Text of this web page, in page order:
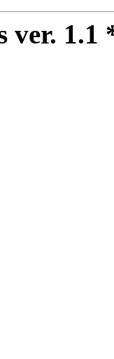
ver. 1.1